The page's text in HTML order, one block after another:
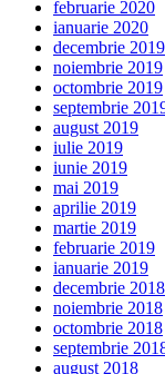
februarie 2020
ianuarie 2020
decembrie 2019
noiembrie 2019
octombrie 2019
septembrie
august 2019
iulie 2019
iunie 2019
mai 2019
aprilie 2019
martie 2019
februarie 2019
ianuarie 2019
decembrie 2018
noiembrie 2018
octombrie 2018
septembrie
august 2018